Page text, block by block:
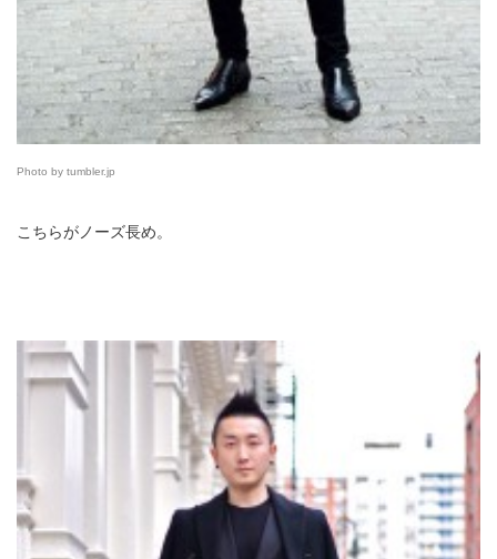
Photo by tumbler.jp
こちらがノーズ長め。